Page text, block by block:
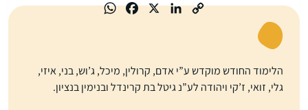
הלימוד החודש מוקדש ע”י אדם, קרולין, מיכל, ג’וש, בני, איזי,
גלי, זואי, ז’קי ויהודה לע”נ גיטל בת קרינדל ובנימין בנציון.